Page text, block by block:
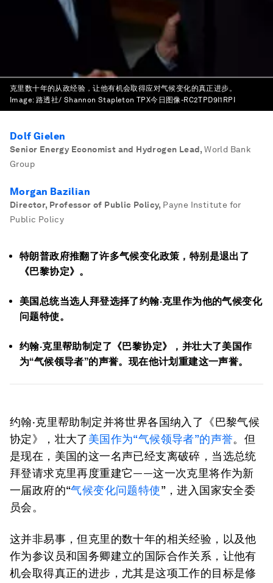
克里数十年的从政经验，让他有机会取得应对气候变化的真正进步。
Image: 路透社/ Shannon Stapleton TPX今日图像-RC2TPD9I1RPI
Dolf Gielen
Senior Energy Economist and Hydrogen Lead, World Bank
Group
Morgan Bazilian
Director, Professor of Public Policy, Payne Institute for
Public Policy
特朗普政府推翻了许多气候变化政策，特别是退出了
《巴黎协定》。
美国总统当选人拜登选择了约翰·克里作为他的气候变化
问题特使。
约翰·克里帮助制定了《巴黎协定》，并壮大了美国作
为“气候领导者”的声誉。现在他计划重建这一声誉。
约翰·克里帮助制定并将世界各国纳入了《巴黎气候
协定》，壮大了美国作为“气候领导者”的声誉。但
是现在，美国的这一名声已经支离破碎，当选总统
拜登请求克里再度重建它——这一次克里将作为新
一届政府的“气候变化问题特使”，进入国家安全委
员会。
这并非易事，但克里的数十年的相关经验，以及他
作为参议员和国务卿建立的国际合作关系，让他有
机会取得真正的进步，尤其是这项工作的目标是修